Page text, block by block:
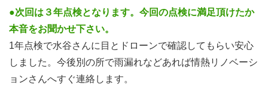
●次回は３年点検となります。今回の点検に満足頂けたか
本音をお聞かせ下さい。
1年点検で水谷さんに目とドローンで確認してもらい安心
しました。今後別の所で雨漏れなどあれば情熱リノベーシ
ョンさんへすぐ連絡します。